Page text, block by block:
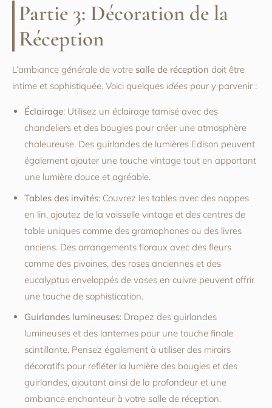
Partie 3: Décoration de la
Réception
L’ambiance générale de votre salle de réception doit être
intime et sophistiquée. Voici quelques idées pour y parvenir :
Éclairage: Utilisez un éclairage tamisé avec des
chandeliers et des bougies pour créer une atmosphère
chaleureuse. Des guirlandes de lumières Edison peuvent
également ajouter une touche vintage tout en apportant
une lumière douce et agréable.
Tables des invités: Couvrez les tables avec des nappes
en lin, ajoutez de la vaisselle vintage et des centres de
table uniques comme des gramophones ou des livres
anciens. Des arrangements floraux avec des fleurs
comme des pivoines, des roses anciennes et des
eucalyptus enveloppés de vases en cuivre peuvent offrir
une touche de sophistication.
Guirlandes lumineuses: Drapez des guirlandes
lumineuses et des lanternes pour une touche finale
scintillante. Pensez également à utiliser des miroirs
décoratifs pour refléter la lumière des bougies et des
guirlandes, ajoutant ainsi de la profondeur et une
ambiance enchanteur à votre salle de réception.